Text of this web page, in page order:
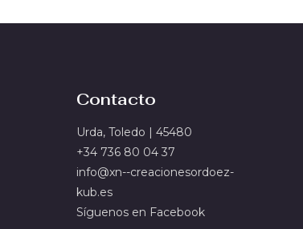
Contacto
Urda, Toledo | 45480
+34 736 80 04 37
info@xn--creacionesordoez-
kub.es
Síguenos en Facebook